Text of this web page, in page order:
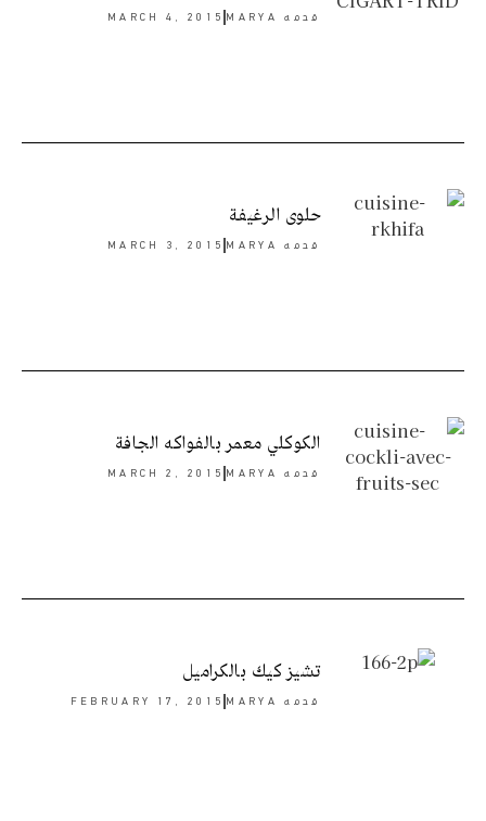
قدمه MARCH 4, 2015
حلوى الرغيفة
قدمه MARCH 3, 2015
الكوكلي معمر بالفواكه الجافة
قدمه MARCH 2, 2015
تشيز كيك بالكراميل
قدمه FEBRUARY 17, 2015